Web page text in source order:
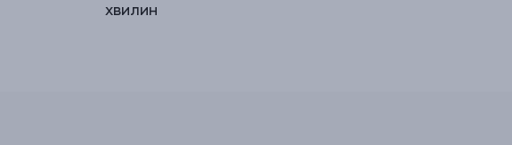
хвилин